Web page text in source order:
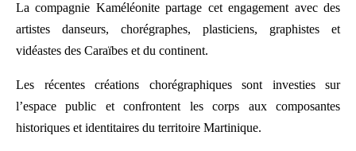
La compagnie Kaméléonite partage cet engagement avec des
artistes danseurs, chorégraphes, plasticiens, graphistes et
vidéastes des Caraïbes et du continent.
Les récentes créations chorégraphiques sont investies sur
l’espace public et confrontent les corps aux composantes
historiques et identitaires du territoire Martinique.